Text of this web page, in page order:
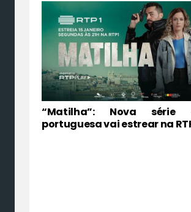
“Matilha”: Nova série
portuguesa vai estrear na